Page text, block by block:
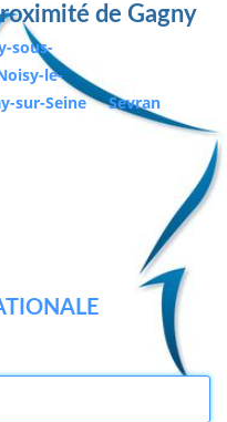
de Gagny
sous-
le-
sur-Seine Sevran